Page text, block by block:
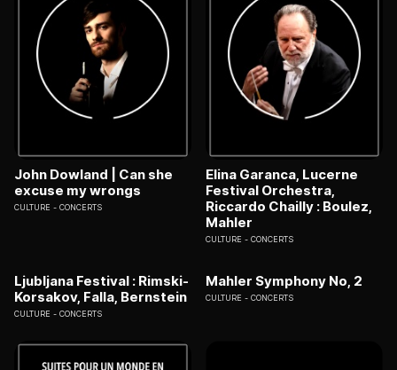
John Dowland | Can she
excuse my wrongs
CULTURE CONCERTS
Elina Garanca, Lucerne
Festival Orchestra,
Riccardo Chailly : Boulez,
Mahler
CULTURE CONCERTS
Ljubljana Festival : Rimski-
Korsakov, Falla, Bernstein
CULTURE CONCERTS
Mahler Symphony No, 2
CULTURE CONCERTS